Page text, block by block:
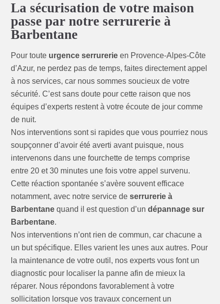
La sécurisation de votre maison
passe par notre serrurerie à
Barbentane
Pour toute urgence serrurerie en Provence-Alpes-Côte
d’Azur, ne perdez pas de temps, faites directement appel
à nos services, car nous sommes soucieux de votre
sécurité. C’est sans doute pour cette raison que nos
équipes d’experts restent à votre écoute de jour comme
de nuit.
Nos interventions sont si rapides que vous pourriez nous
soupçonner d’avoir été averti avant puisque, nous
intervenons dans une fourchette de temps comprise
entre 20 et 30 minutes une fois votre appel survenu.
Cette réaction spontanée s’avère souvent efficace
notamment, avec notre service deserrurerie à
Barbentane quand il est question d’undépannage sur
Barbentane.
Nos interventions n’ont rien de commun, car chacune a
un but spécifique. Elles varient les unes aux autres. Pour
la maintenance de votre outil, nos experts vous font un
diagnostic pour localiser la panne afin de mieux la
réparer. Nous répondons favorablement à votre
sollicitation lorsque vos travaux concernent un